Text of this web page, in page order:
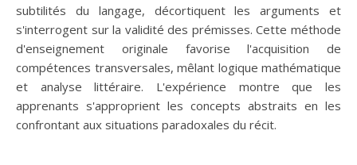
subtilités du langage, décortiquent les arguments et
s'interrogent sur la validité des prémisses. Cette méthode
d'enseignement originale favorise l'acquisition de
compétences transversales, mêlant logique mathématique
et analyse littéraire. L'expérience montre que les
apprenants s'approprient les concepts abstraits en les
confrontant aux situations paradoxales du récit.